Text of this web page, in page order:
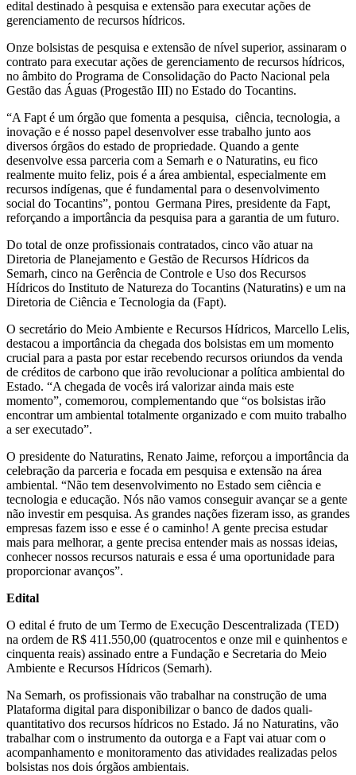
edital destinado à pesquisa e extensão para executar ações de
gerenciamento de recursos hídricos.
Onze bolsistas de pesquisa e extensão de nível superior, assinaram o
contrato para executar ações de gerenciamento de recursos hídricos,
no âmbito do Programa de Consolidação do Pacto Nacional pela
Gestão das Águas (Progestão III) no Estado do Tocantins.
“A Fapt é um órgão que fomenta a pesquisa, ciência, tecnologia, a
inovação e é nosso papel desenvolver esse trabalho junto aos
diversos órgãos do estado de propriedade. Quando a gente
desenvolve essa parceria com a Semarh e o Naturatins, eu fico
realmente muito feliz, pois é a área ambiental, especialmente em
recursos indígenas, que é fundamental para o desenvolvimento
social do Tocantins”, pontou Germana Pires, presidente da Fapt,
reforçando a importância da pesquisa para a garantia de um futuro.
Do total de onze profissionais contratados, cinco vão atuar na
Diretoria de Planejamento e Gestão de Recursos Hídricos da
Semarh, cinco na Gerência de Controle e Uso dos Recursos
Hídricos do Instituto de Natureza do Tocantins (Naturatins) e um na
Diretoria de Ciência e Tecnologia da (Fapt).
O secretário do Meio Ambiente e Recursos Hídricos, Marcello Lelis,
destacou a importância da chegada dos bolsistas em um momento
crucial para a pasta por estar recebendo recursos oriundos da venda
de créditos de carbono que irão revolucionar a política ambiental do
Estado. “A chegada de vocês irá valorizar ainda mais este
momento”, comemorou, complementando que “os bolsistas irão
encontrar um ambiental totalmente organizado e com muito trabalho
a ser executado”.
O presidente do Naturatins, Renato Jaime, reforçou a importância da
celebração da parceria e focada em pesquisa e extensão na área
ambiental. “Não tem desenvolvimento no Estado sem ciência e
tecnologia e educação. Nós não vamos conseguir avançar se a gente
não investir em pesquisa. As grandes nações fizeram isso, as grandes
empresas fazem isso e esse é o caminho! A gente precisa estudar
mais para melhorar, a gente precisa entender mais as nossas ideias,
conhecer nossos recursos naturais e essa é uma oportunidade para
proporcionar avanços”.
Edital
O edital é fruto de um Termo de Execução Descentralizada (TED)
na ordem de R$ 411.550,00 (quatrocentos e onze mil e quinhentos e
cinquenta reais) assinado entre a Fundação e Secretaria do Meio
Ambiente e Recursos Hídricos (Semarh).
Na Semarh, os profissionais vão trabalhar na construção de uma
Plataforma digital para disponibilizar o banco de dados quali-
quantitativo dos recursos hídricos no Estado. Já no Naturatins, vão
trabalhar com o instrumento da outorga e a Fapt vai atuar com o
acompanhamento e monitoramento das atividades realizadas pelos
bolsistas nos dois órgãos ambientais.